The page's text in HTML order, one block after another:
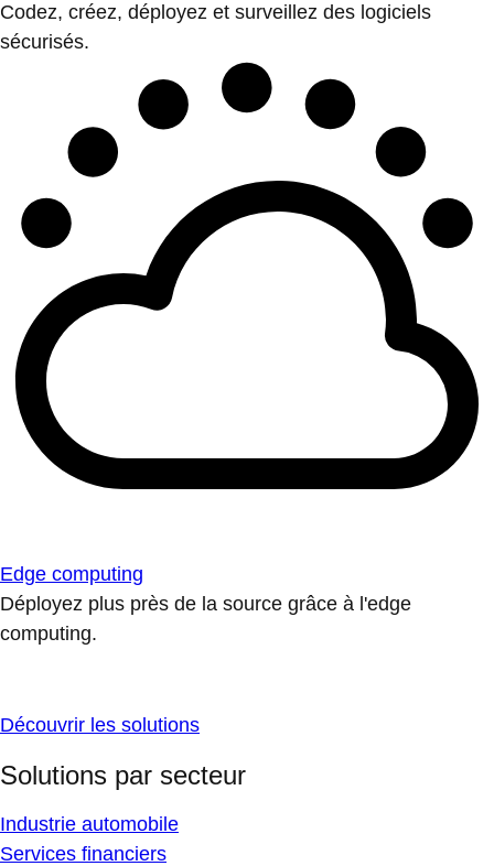
Codez, créez, déployez et surveillez des logiciels
sécurisés.
Edge computing
Déployez plus près de la source grâce à l'edge
computing.
Découvrir les solutions
Solutions par secteur
Industrie automobile
Services financiers